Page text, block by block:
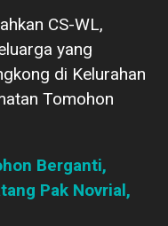
CS-WL,
yang
di Kelurahan
Tomohon
Berganti,
Pak Novrial,